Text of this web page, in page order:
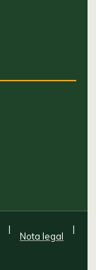
|
Nota legal
|